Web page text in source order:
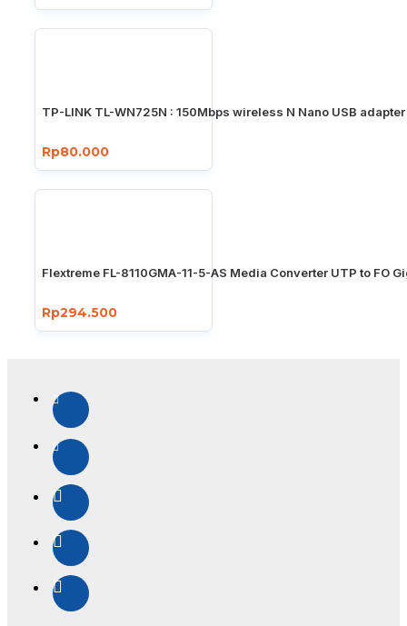
TP-LINK TL-WN725N : 150Mbps wireless N Nano USB adapter
Rp80.000
Flextreme FL-8110GMA-11-5-AS Media Converter UTP to FO
Rp294.500